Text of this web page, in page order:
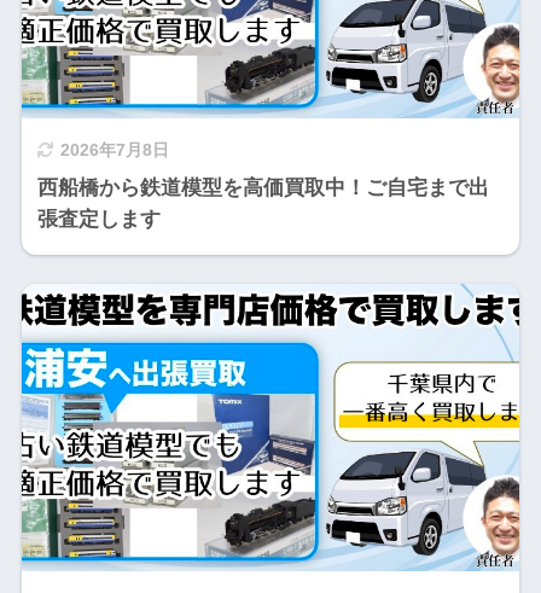
2026年7月8日
西船橋から鉄道模型を高価買取中！ご自宅まで出
張査定します